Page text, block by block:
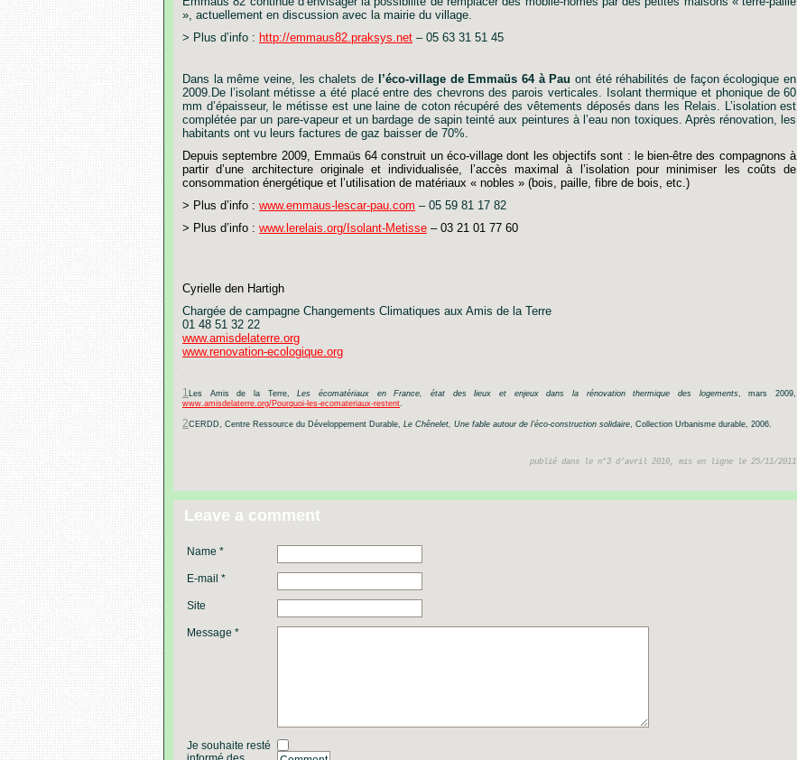
», actuellement en discussion avec la mairie du village.
> Plus d’info : http://emmaus82.praksys.net – 05 63 31 51 45
Dans la même veine, les chalets de l’éco-village de Emmaüs 64 à Pau ont été réhabilités de façon écologique en
2009.De l’isolant métisse a été placé entre des chevrons des parois verticales. Isolant thermique et phonique de 60
mm d’épaisseur, le métisse est une laine de coton récupéré des vêtements déposés dans les Relais. L’isolation est
complétée par un pare-vapeur et un bardage de sapin teinté aux peintures à l’eau non toxiques. Après rénovation,
les
habitants ont vu leurs factures de gaz baisser de 70%.
Depuis septembre 2009, Emmaüs 64 construit un éco-village dont les objectifs sont : le bien-être des compagnons à
partir d’une architecture originale et individualisée, l’accès maximal à l’isolation pour minimiser les coûts
de
consommation énergétique et l’utilisation de matériaux « nobles » (bois, paille, fibre de bois, etc.)
> Plus d’info : www.emmaus-lescar-pau.com – 05 59 81 17 82
> Plus d’info : www.lerelais.org/Isolant-Metisse – 03 21 01 77 60
Cyrielle den Hartigh
Chargée de campagne Changements Climatiques aux Amis de la Terre
01 48 51 32 22
www.amisdelaterre.org
www.renovation-ecologique.org
1 Les Amis de la Terre, Les écomatériaux en France, état des lieux et enjeux dans la rénovation thermique des logements, mars
2009,
www.amisdelaterre.org/Pourquoi-les-ecomateriaux-restent
2CERDD, Centre Ressource du Développement Durable, Le Chênelet, Une fable autour de l’éco-construction solidaire Collection Urbanisme durable, 2006.
publié dans le n°3 d’avril 2010, mis en ligne le 25/11/2011
Leave a comment
Name *
E-mail *
Site
Message *
Je souhaite resté